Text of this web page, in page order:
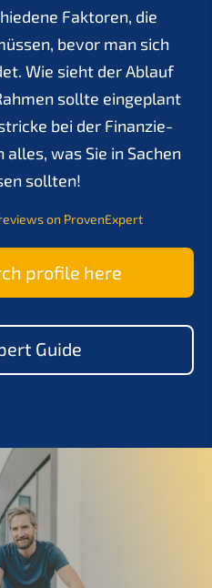
Fakto­ren, die
bevor man sich
Wie sieht der Ablauf
sollte einge­plant
bei der Finan­zie­
was Sie in Sachen
sollten!
on ProvenExpert
profi­le here
Guide